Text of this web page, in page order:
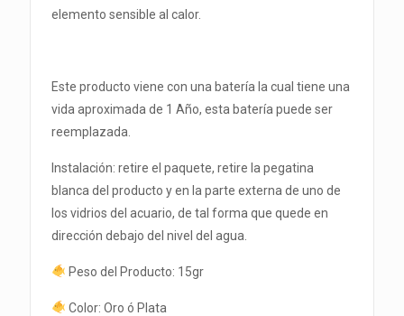
elemento sensible al calor.
Este producto viene con una batería la cual tiene una
vida aproximada de 1 Año, esta batería puede ser
reemplazada.
Instalación: retire el paquete, retire la pegatina
blanca del producto y en la parte externa de uno de
los vidrios del acuario, de tal forma que quede en
dirección debajo del nivel del agua.
Peso del Producto: 15gr
Color: Oro ó Plata